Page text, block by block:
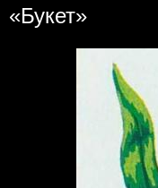
«Букет»